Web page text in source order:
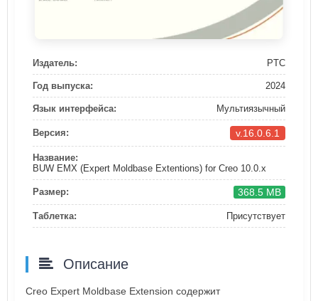
Издатель: PTC
Год выпуска: 2024
Язык интерфейса: Мультиязычный
Версия: v.16.0.6.1
Название:
BUW EMX (Expert Moldbase Extentions) for Creo 10.0.x
Размер: 368.5 MB
Таблетка: Присутствует
Описание
Creo Expert Moldbase Extension содержит